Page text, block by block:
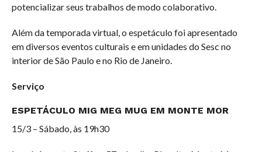
potencializar seus trabalhos de modo colaborativo.
Além da temporada virtual, o espetáculo foi apresentado
em diversos eventos culturais e em unidades do Sesc no
interior de São Paulo e no Rio de Janeiro.
Serviço
ESPETÁCULO MIG MEG MUG EM MONTE MOR
15/3 – Sábado, às 19h30